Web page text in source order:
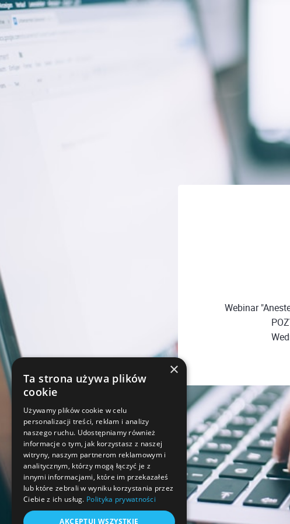
Webinar
×
Ta strona używa plików
cookie
Używamy plików cookie w celu
personalizacji treści, reklam i analizy
naszego ruchu. Udostępniamy również
informacje o tym, jak korzystasz z naszej
witryny, naszym partnerom reklamowym i
analitycznym, którzy mogą łączyć je z
innymi informacjami, które im przekazałeś
lub które zebrali w wyniku korzystania przez
Ciebie z ich usług. Polityka prywatności
AKCEPTUJ WSZYSTKIE